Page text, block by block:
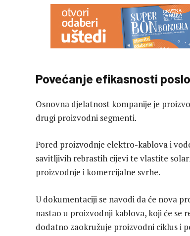
Povećanje efikasnosti
Osnovna djelatnost kompanije je
drugi proizvodni segmenti.
Pored proizvodnje elektro-kablova i
savitljivih rebrastih cijevi te vlastite
proizvodnje i komercijalne svrhe.
U dokumentaciji se navodi da će nova
nastao u proizvodnji kablova, koji će se
dodatno zaokružuje proizvodni ciklus i